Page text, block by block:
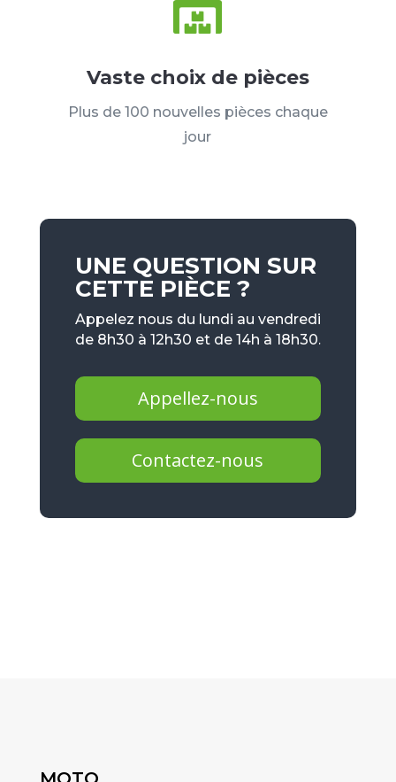
Vaste choix de pièces
Plus de 100 nouvelles pièces chaque
jour
UNE QUESTION SUR
CETTE PIÈCE ?
Appelez nous du lundi au vendredi
de 8h30 à 12h30 et de 14h à 18h30.
Appellez-nous
Contactez-nous